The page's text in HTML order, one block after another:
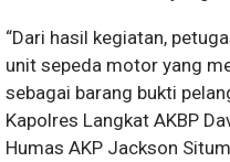
“Dari hasil kegiatan,
unit sepeda motor yang
sebagai barang bukti
Kapolres Langkat AKBP
Humas AKP Jackson